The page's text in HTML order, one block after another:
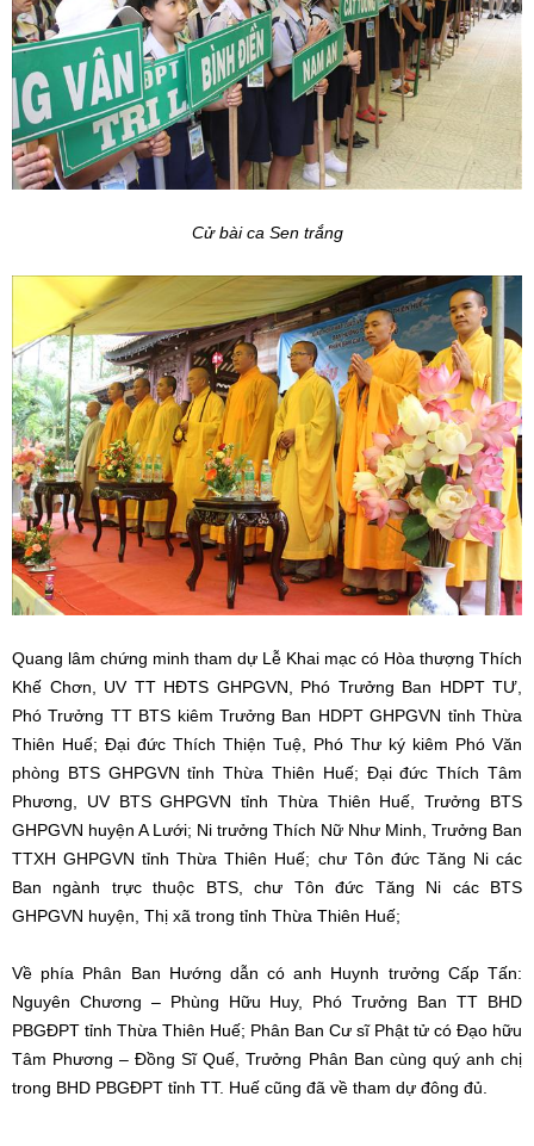
Cử bài ca Sen trắng
Quang lâm chứng minh tham dự Lễ Khai mạc có Hòa thượng Thích
Khế Chơn, UV TT HĐTS GHPGVN, Phó Trưởng Ban HDPT TƯ,
Phó Trưởng TT BTS kiêm Trưởng Ban HDPT GHPGVN tỉnh Thừa
Thiên Huế; Đại đức Thích Thiện Tuệ, Phó Thư ký kiêm Phó Văn
phòng BTS GHPGVN tỉnh Thừa Thiên Huế; Đại đức Thích Tâm
Phương, UV BTS GHPGVN tỉnh Thừa Thiên Huế, Trưởng BTS
GHPGVN huyện A Lưới; Ni trưởng Thích Nữ Như Minh, Trưởng Ban
TTXH GHPGVN tỉnh Thừa Thiên Huế; chư Tôn đức Tăng Ni các
Ban ngành trực thuộc BTS, chư Tôn đức Tăng Ni các BTS
GHPGVN huyện, Thị xã trong tỉnh Thừa Thiên Huế;
Về phía Phân Ban Hướng dẫn có anh Huynh trưởng Cấp Tấn:
Nguyên Chương – Phùng Hữu Huy, Phó Trưởng Ban TT BHD
PBGĐPT tỉnh Thừa Thiên Huế; Phân Ban Cư sĩ Phật tử có Đạo hữu
Tâm Phương – Đồng Sĩ Quế, Trưởng Phân Ban cùng quý anh chị
trong BHD PBGĐPT tỉnh TT. Huế cũng đã về tham dự đông đủ.